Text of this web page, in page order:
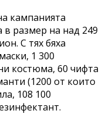
кампанията
в размер на над 249
С тях бяха
1 300
костюма, 60 чифта
(1200 от които
108 100